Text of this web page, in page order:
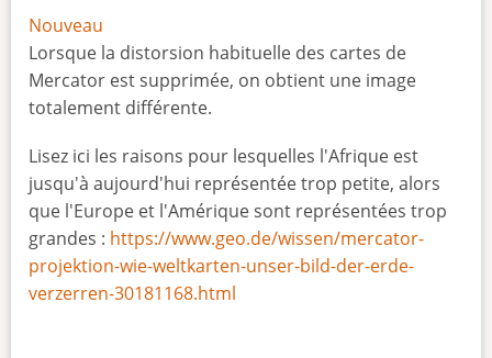
Nouveau
Lorsque la distorsion habituelle des cartes de
Mercator est supprimée, on obtient une image
totalement différente.
Lisez ici les raisons pour lesquelles l'Afrique est
jusqu'à aujourd'hui représentée trop petite, alors
que l'Europe et l'Amérique sont représentées trop
grandes : https://www.geo.de/wissen/mercator-
projektion-wie-weltkarten-unser-bild-der-erde-
verzerren-30181168.html